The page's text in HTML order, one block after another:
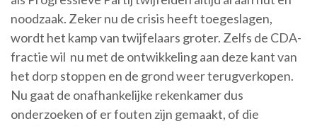
noodzaak. Zeker nu de crisis heeft toegeslagen,
wordt het kamp van twijfelaars groter. Zelfs de CDA-
fractie wil nu met de ontwikkeling aan deze kant van
het dorp stoppen en de grond weer terugverkopen.
Nu gaat de onafhankelijke rekenkamer dus
onderzoeken of er fouten zijn gemaakt, of die